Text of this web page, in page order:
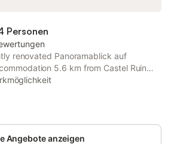
Personen
renovated Panoramablick auf
5.6 km from Castel Ruin
from Villa Hügel. The air-conditioned
Angebote anzeigen